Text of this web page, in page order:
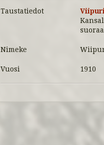
Taustatiedot
Nimeke
Vuosi 1910